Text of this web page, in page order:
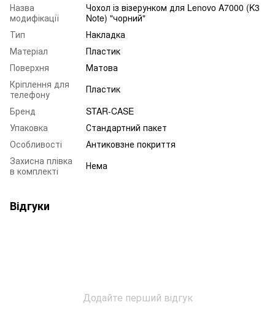
Назва
модифікації
Чохол із візерунком для Lenovo A7000 (K3
Note) "чорний"
Тип
Накладка
Матеріал
Пластик
Поверхня
Матова
Кріплення для
телефону
Пластик
Бренд
STAR-CASE
Упаковка
Стандартний пакет
Особливості
Антиковзне покриття
Захисна плівка
в комплекті
Нема
Відгуки
Додайте перший відгук